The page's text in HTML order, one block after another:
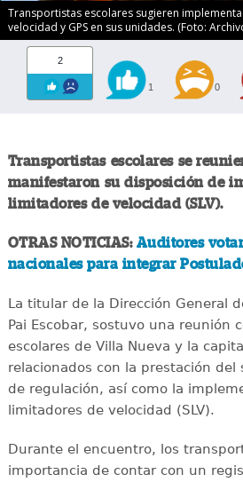
Transportistas escolares sugieren
velocidad y GPS en sus unidades. (Foto:
2
1 0
Transportistas escolares se
manifestaron su disposición de
limitadores de velocidad (SLV).
OTRAS NOTICIAS: Auditores
nacionales para integrar
La titular de la Dirección General
Pai Escobar, sostuvo una reunión
escolares de Villa Nueva y la
relacionados con la prestación del
de regulación, así como la
limitadores de velocidad (SLV).
Durante el encuentro, los
importancia de contar con un